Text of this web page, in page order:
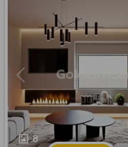
8
Previous